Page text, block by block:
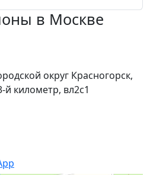
в Москве
округ Красногорск,
километр, вл2с1